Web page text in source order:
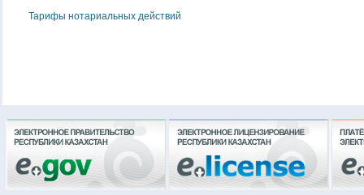
Тарифы нотариальных действий